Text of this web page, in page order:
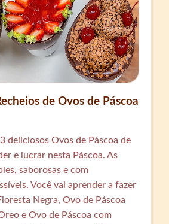
de Ovos de Páscoa
deliciosos Ovos de Páscoa de
e lucrar nesta Páscoa. As
saborosas e com
Você vai aprender a fazer
Negra, Ovo de Páscoa
e Ovo de Páscoa com